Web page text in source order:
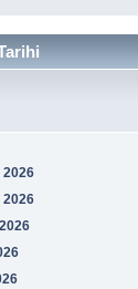
2026